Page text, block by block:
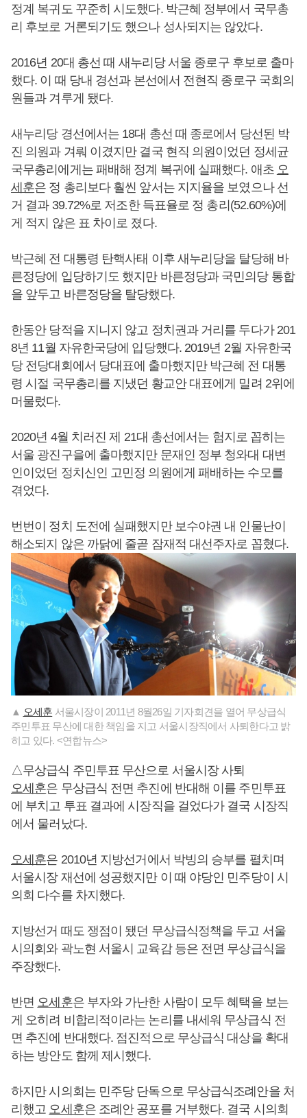
정계 복귀도 꾸준히 시도했다. 박근혜 정부에서 국무총
리 후보로 거론되기도 했으나 성사되지는 않았다.
2016년 20대 총선 때 새누리당 서울 종로구 후보로 출마
했다. 이 때 당내 경선과 본선에서 전현직 종로구 국회의
원들과 겨루게 됐다.
새누리당 경선에서는 18대 총선 때 종로에서 당선된 박
진 의원과 겨뤄 이겼지만 결국 현직 의원이었던 정세균
국무총리에게는 패배해 정계 복귀에 실패했다. 애초 오
세훈은 정 총리보다 훨씬 앞서는 지지율을 보였으나 선
거 결과 39.72%로 저조한 득표율로 정 총리(52.60%)에
게 적지 않은 표 차이로 졌다.
박근혜 전 대통령 탄핵사태 이후 새누리당을 탈당해 바
른정당에 입당하기도 했지만 바른정당과 국민의당 통합
을 앞두고 바른정당을 탈당했다.
한동안 당적을 지니지 않고 정치권과 거리를 두다가 201
8년 11월 자유한국당에 입당했다. 2019년 2월 자유한국
당 전당대회에서 당대표에 출마했지만 박근혜 전 대통
령 시절 국무총리를 지냈던 황교안 대표에게 밀려 2위에
머물렀다.
2020년 4월 치러진 제 21대 총선에서는 험지로 꼽히는
서울 광진구을에 출마했지만 문재인 정부 청와대 대변
인이었던 정치신인 고민정 의원에게 패배하는 수모를
겪었다.
번번이 정치 도전에 실패했지만 보수야권 내 인물난이
해소되지 않은 까닭에 줄곧 잠재적 대선주자로 꼽혔다.
▲ 오세훈 서울시장이 2011년 8월26일 기자회견을 열어 무상급식
주민투표 무산에 대한 책임을 지고 서울시장직에서 사퇴한다고 밝
히고 있다. <연합뉴스>
△무상급식 주민투표 무산으로 서울시장 사퇴
오세훈은 무상급식 전면 추진에 반대해 이를 주민투표
에 부치고 투표 결과에 시장직을 걸었다가 결국 시장직
에서 물러났다.
오세훈은 2010년 지방선거에서 박빙의 승부를 펼치며
서울시장 재선에 성공했지만 이 때 야당인 민주당이 시
의회 다수를 차지했다.
지방선거 때도 쟁점이 됐던 무상급식정책을 두고 서울
시의회와 곽노현 서울시 교육감 등은 전면 무상급식을
주장했다.
반면 오세훈은 부자와 가난한 사람이 모두 혜택을 보는
게 오히려 비합리적이라는 논리를 내세워 무상급식 전
면 추진에 반대했다. 점진적으로 무상급식 대상을 확대
하는 방안도 함께 제시했다.
하지만 시의회는 민주당 단독으로 무상급식조례안을 처
리했고 오세훈은 조례안 공포를 거부했다. 결국 시의회